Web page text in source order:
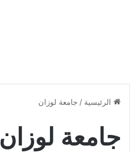
الرئيسية / جامعة لوزان
جامعة لوزان